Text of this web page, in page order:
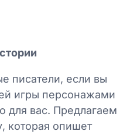
писатели, если вы
игры персонажами
для вас. Предлагаем
которая опишет